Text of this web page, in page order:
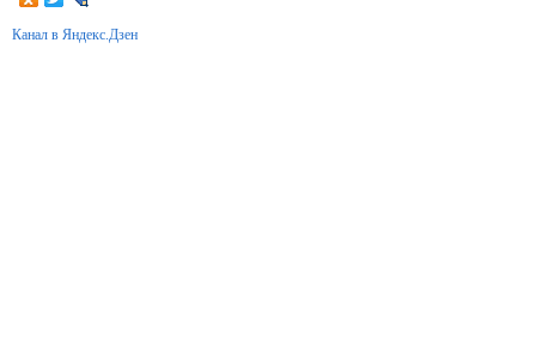
Канал в Яндекс.Дзен